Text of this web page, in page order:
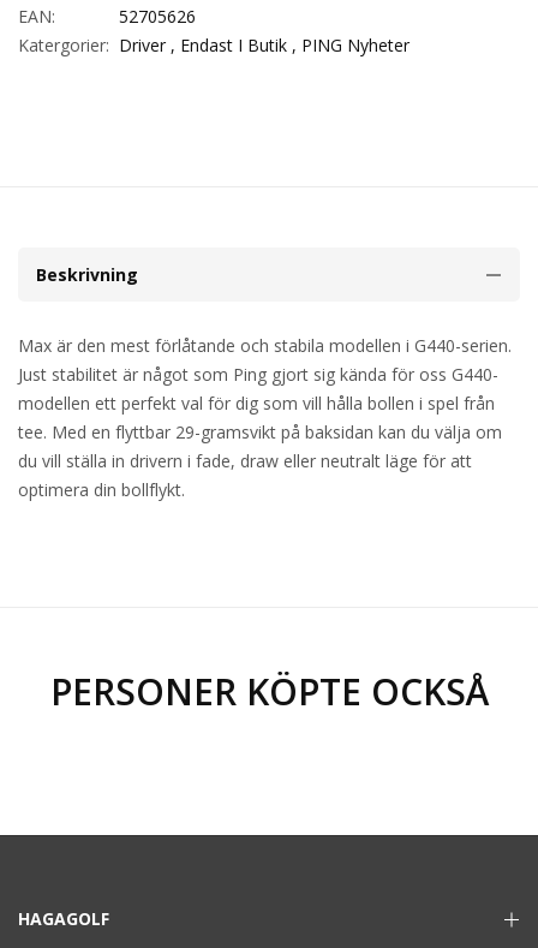
EAN:
52705626
Katergorier: Driver , Endast I Butik , PING Nyheter
Beskrivning
Max är den mest förlåtande och stabila modellen i G440-serien.
Just stabilitet är något som Ping gjort sig kända för oss G440-
modellen ett perfekt val för dig som vill hålla bollen i spel från
tee. Med en flyttbar 29-gramsvikt på baksidan kan du välja om
du vill ställa in drivern i fade, draw eller neutralt läge för att
optimera din bollflykt.
PERSONER KÖPTE OCKSÅ
HAGAGOLF